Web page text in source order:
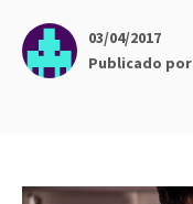
03/04/2017
Publicado por